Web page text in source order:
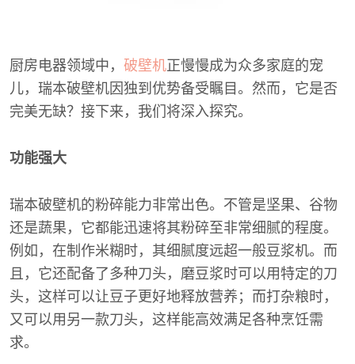
厨房电器领域中， 破壁机正慢慢成为众多家庭的宠
儿，瑞本破壁机因独到优势备受瞩目。然而，它是否
完美无缺？接下来，我们将深入探究。
功能强大
瑞本破壁机的粉碎能力非常出色。不管是坚果、谷物
还是蔬果，它都能迅速将其粉碎至非常细腻的程度。
例如，在制作米糊时，其细腻度远超一般豆浆机。而
且，它还配备了多种刀头，磨豆浆时可以用特定的刀
头，这样可以让豆子更好地释放营养；而打杂粮时，
又可以用另一款刀头，这样能高效满足各种烹饪需
求。